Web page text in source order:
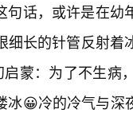
句话，或许是在幼
细长的针管反射
启蒙：为了不生
冰😀冷的冷气与